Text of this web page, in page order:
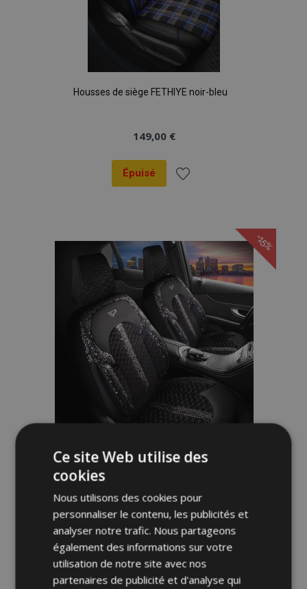
Housses de siège FETHIYE noir-bleu
149,00 €
Épuisé
liste
d'achats
-15%
Housse de siège auto LUNA noir-argent
149,00 € 175,00 €
Ajouter Au Panier
Ajouter
Ce site Web utilise des
cookies
Nous utilisons des cookies pour
personnaliser le contenu, les publicités et
analyser notre trafic. Nous partageons
également des informations sur votre
utilisation de notre site avec nos
partenaires de publicité et d'analyse qui